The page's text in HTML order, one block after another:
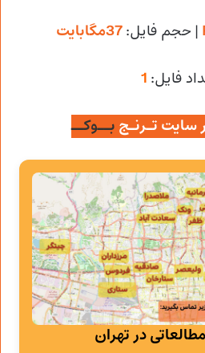
| حجم فایل:
فایل: 1
تـرنـج بــوکــ
در تهران